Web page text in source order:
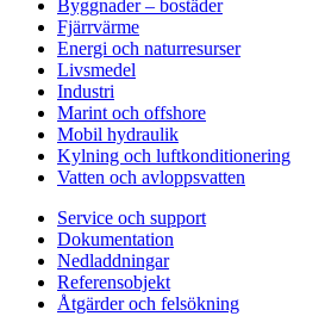
Byggnader – bostäder
Fjärrvärme
Energi och naturresurser
Livsmedel
Industri
Marint och offshore
Mobil hydraulik
Kylning och luftkonditionering
Vatten och avloppsvatten
Service och support
Dokumentation
Nedladdningar
Referensobjekt
Åtgärder och felsökning